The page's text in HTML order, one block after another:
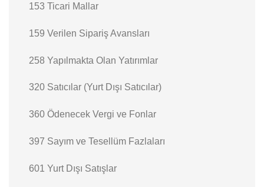
153 Ticari Mallar
159 Verilen Sipariş Avansları
258 Yapılmakta Olan Yatırımlar
320 Satıcılar (Yurt Dışı Satıcılar)
360 Ödenecek Vergi ve Fonlar
397 Sayım ve Tesellüm Fazlaları
601 Yurt Dışı Satışlar